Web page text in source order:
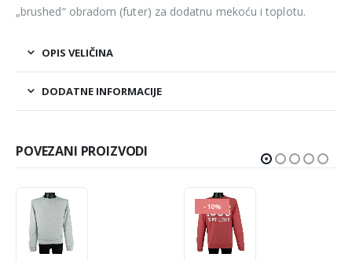
„brushed“ obradom (futer) za dodatnu mekoću i toplotu.
OPIS VELIČINA
DODATNE INFORMACIJE
POVEZANI PROIZVODI
-10%